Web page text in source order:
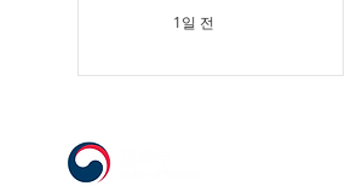
1일 전